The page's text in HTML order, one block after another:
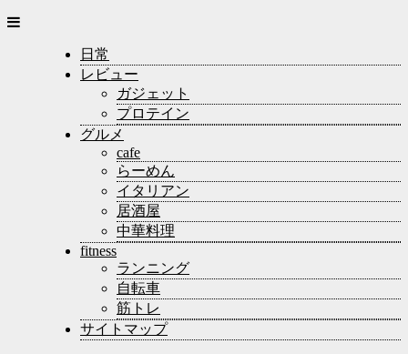
日常
レビュー
ガジェット
プロテイン
グルメ
cafe
らーめん
イタリアン
居酒屋
中華料理
fitness
ランニング
自転車
筋トレ
サイトマップ